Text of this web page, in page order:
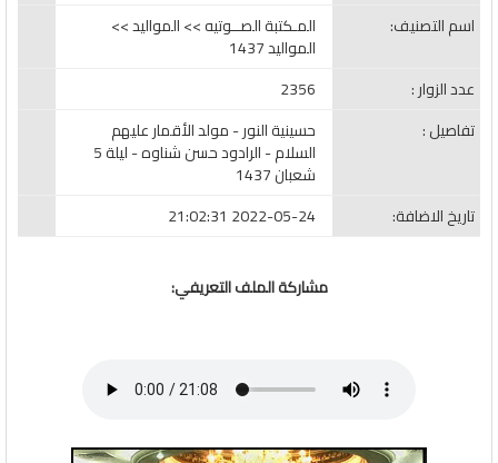
اسم التصنيف:
المـكتبة الصــوتيه >> المواليد >>
المواليد 1437
عدد الزوار :
2356
تفاصيل :
حسينية النور - مولد الأقمار عليهم
السلام - الرادود حسن شناوه - ليلة 5
شعبان 1437
تاريخ الاضافة:
2022-05-24 21:02:31
مشاركة الملف التعريفي: